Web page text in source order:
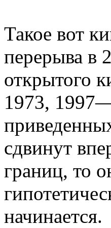
Такое вот
перерыва в
открытого
1973,
сдвинут
границ, то
начинается.